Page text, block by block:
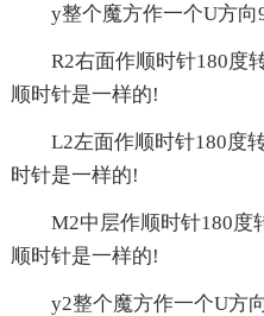
y整个魔方作一个U方向
R2右面作顺时针180度
顺时针是一样的!
L2左面作顺时针180度
时针是一样的!
M2中层作顺时针180度
顺时针是一样的!
y2整个魔方作一个U方